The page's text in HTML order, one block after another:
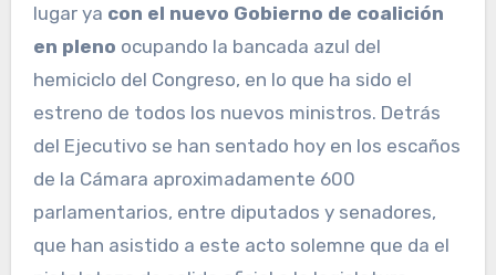
lugar ya con el nuevo Gobierno de coalición
en pleno ocupando la bancada azul del
hemiciclo del Congreso, en lo que ha sido el
estreno de todos los nuevos ministros. Detrás
del Ejecutivo se han sentado hoy en los escaños
de la Cámara aproximadamente 600
parlamentarios, entre diputados y senadores,
que han asistido a este acto solemne que da el